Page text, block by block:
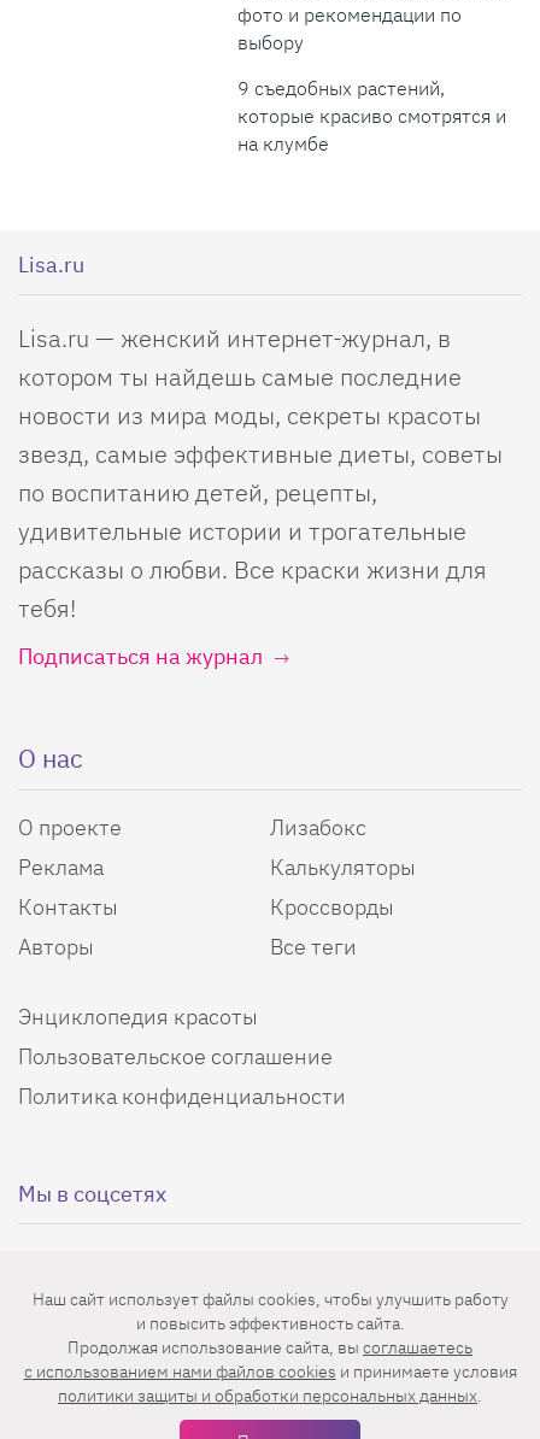
фото и рекомендации по
выбору
9 съедобных растений,
которые красиво смотрятся и
на клумбе
Lisa.ru
Lisa.ru — женский интернет-журнал, в
котором ты найдешь самые последние
новости из мира моды, секреты красоты
звезд, самые эффективные диеты, советы
по воспитанию детей, рецепты,
удивительные истории и трогательные
рассказы о любви. Все краски жизни для
тебя!
Подписаться на журнал
О нас
О проекте
Реклама
Контакты
Авторы
Лизабокс
Калькуляторы
Кроссворды
Все теги
Энциклопедия красоты
Пользовательское соглашение
Политика конфиденциальности
Мы в соцсетях
Еженедельная рассылка с лучшими статьями
Наш сайт использует файлы cookies, чтобы улучшить работу
и повысить эффективность сайта.
Продолжая использование сайта, вы соглашаетесь
c использованием нами файлов cookies и принимаете условия
политики защиты и обработки персональных данных.